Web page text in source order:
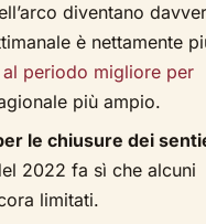
diventano
è nettamente
periodo migliore per
più ampio.
le chiusure dei
2022 fa sì che alcuni
limitati.